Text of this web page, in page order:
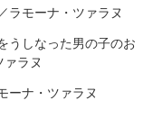
モーナ・ツァラヌ
うしなった男の子のお
ラヌ
ナ・ツァラヌ